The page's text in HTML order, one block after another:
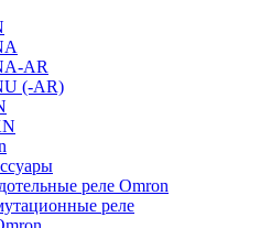
AR
(-AR)
реле Omron
реле